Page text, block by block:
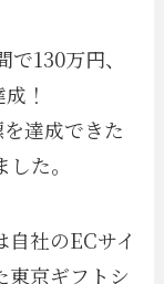
130万円、
！
達成できた
た。
社のECサイ
東京ギフトシ